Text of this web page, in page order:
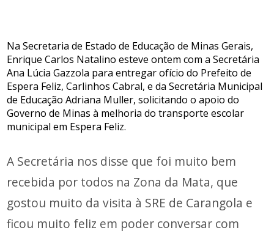
Na Secretaria de Estado de Educação de Minas Gerais,
Enrique Carlos Natalino esteve ontem com a Secretária
Ana Lúcia Gazzola para entregar ofício do Prefeito de
Espera Feliz, Carlinhos Cabral, e da Secretária Municipal
de Educação Adriana Muller, solicitando o apoio do
Governo de Minas à melhoria do transporte escolar
municipal em Espera Feliz.
A Secretária nos disse que foi muito bem
recebida por todos na Zona da Mata, que
gostou muito da visita à SRE de Carangola e
ficou muito feliz em poder conversar com